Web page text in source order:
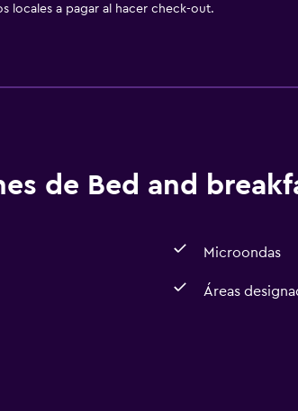
locales a pagar al hacer check-out.
de Bed and
Microondas
Áreas